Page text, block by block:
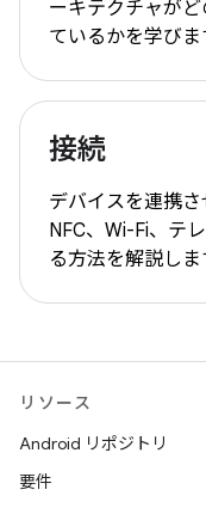
ーキテクチャが
ているかを学びま
接続
デバイスを連携
NFC、Wi-Fi、テ
る方法を解説しま
リソース
Android リポジトリ
要件